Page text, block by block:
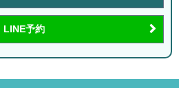
LINE予約